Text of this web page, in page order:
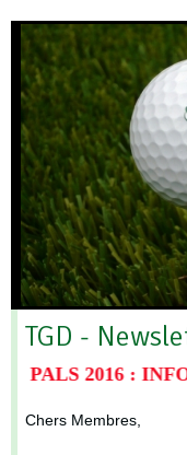
TGD -
2016 : INFOS
Chers Membres,